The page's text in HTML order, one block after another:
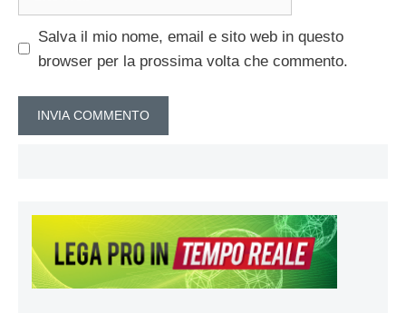
Salva il mio nome, email e sito web in questo
browser per la prossima volta che commento.